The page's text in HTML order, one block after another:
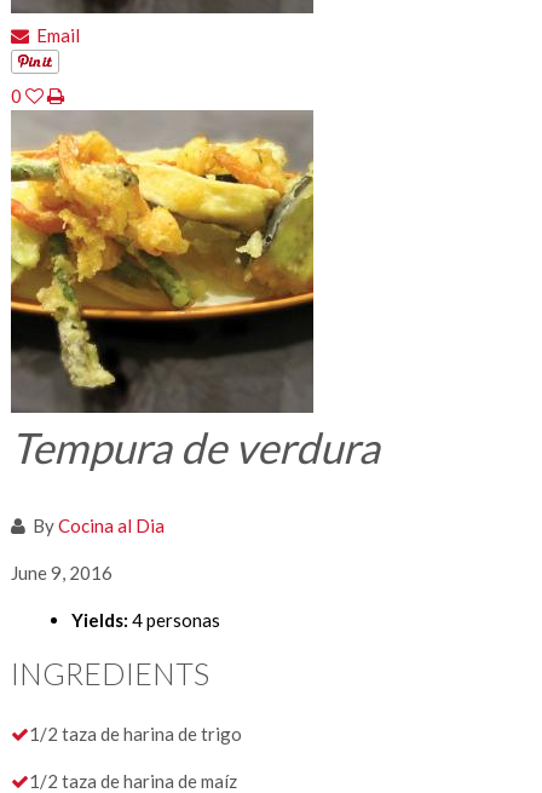
Email
0
Tempura de verdura
ByCocina al Dia
June 9, 2016
Yields: 4 personas
INGREDIENTS
1/2 taza de harina de trigo
1/2 taza de harina de maíz